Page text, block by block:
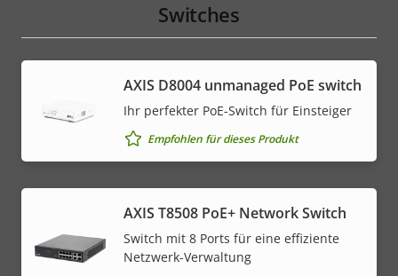
Switches
AXIS ​D8004 unmanaged PoE switch
Ihr perfekter PoE-Switch für Einsteiger
Empfohlen für dieses Produkt
AXIS T8508 PoE+ Network Switch
Switch mit 8 Ports für eine effiziente
Netzwerk-Verwaltung